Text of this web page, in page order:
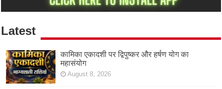
Latest
कामिका एकादशी पर द्विपुष्कर और हर्षण योग का
महासंयोग
August 8, 2026